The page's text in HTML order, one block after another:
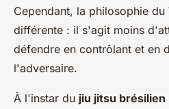
Cependant, la philosophie du
différente : il s'agit moins
défendre en contrôlant et en
l'adversaire.
À l'instar du jiu jitsu brésilien